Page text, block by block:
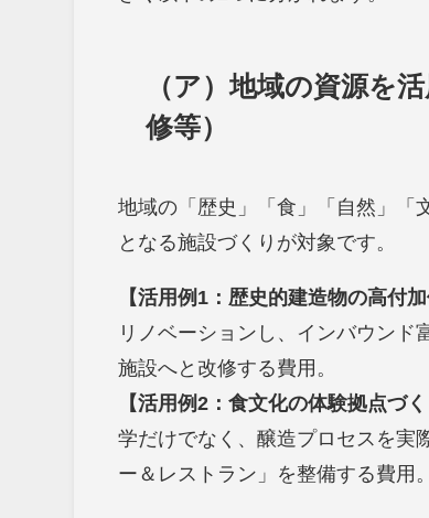
（ア）地域の資源を
修等）
地域の「歴史」「食」「自然」「
となる施設づくりが対象です。
【活用例1：歴史的建造物の高付加
リノベーションし、インバウンド
施設へと改修する費用。
【活用例2：食文化の体験拠点づく
学だけでなく、醸造プロセスを実
ー＆レストラン」を整備する費用。